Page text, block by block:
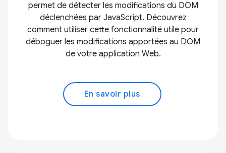
permet de détecter les modifications du DOM
déclenchées par JavaScript. Découvrez
comment utiliser cette fonctionnalité utile pour
déboguer les modifications apportées au DOM
de votre application Web.
En savoir plus